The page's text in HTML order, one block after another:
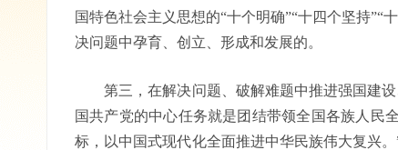
国特色社会主义思想的“十个明确”“十四个坚持
决问题中孕育、创立、形成和发展的。
第三，在解决问题、破解难题中推进强国建设
国共产党的中心任务就是团结带领全国各族人民
标，以中国式现代化全面推进中华民族伟大复兴